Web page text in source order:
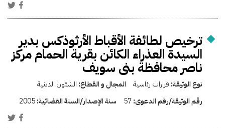
ترخيص لطائفة الأقباط الأرثوذكس بدير
السيدة العذراء الكائن بقرية الحمام مركز
ناصر محافظة بنى سويف
نوع الوثيقة: قرارات رئاسية المجال و القطاع: الشئون الدينية
رقم الوثيقة/رقم الدعوى:57 سنة الإصدار/السنة القضائية:2005